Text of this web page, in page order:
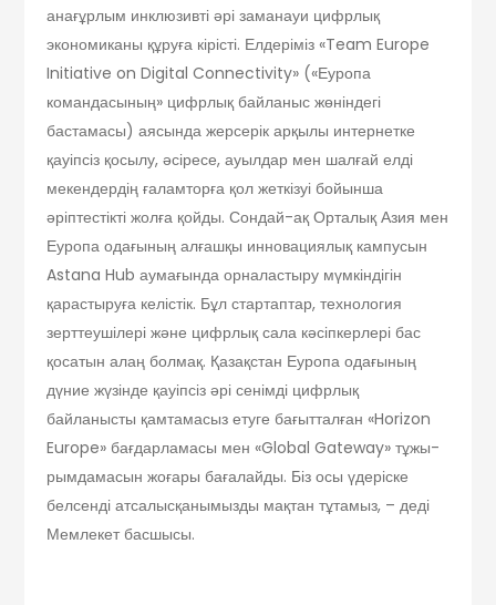
анағұрлым инклюзивті әрі заманауи цифрлық
экономиканы құруға кірісті. Елдеріміз «Team Europe
Initiative on Digital Connectivity» («Еуропа
командасының» цифрлық байланыс жөніндегі
бастамасы) аясында жерсерік арқылы интернетке
қауіпсіз қосылу, әсіресе, ауылдар мен шалғай елді
мекендердің ғаламторға қол жет­кізуі бо­йынша
әріптестікті жолға қойды. Сондай-ақ Орталық Азия мен
Еуропа одағы­­ның алғашқы инновациялық кампусын
Astana Hub аумағында орналастыру мүмкін­дігін
қарастыруға келістік. Бұл стартаптар, технология
зерттеушілері және цифрлық сала кәсіпкерлері бас
қосатын алаң болмақ. Қазақстан Еуропа одағының
дүние жүзінде қауіпсіз әрі сенімді цифрлық
байланысты қамтамасыз етуге бағытталған «Horizon
Europe» бағ­дар­­ламасы мен «Global Gateway» тұжы­
рым­­дамасын жоғары бағалайды. Біз осы үде­­ріс­­ке
белсенді атсалысқанымызды мақ­тан тұтамыз, – деді
Мемлекет басшысы.